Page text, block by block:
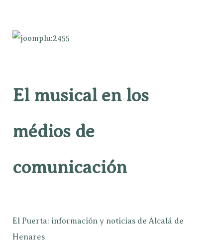
El musical en los
médios de
comunicación
El Puerta: información y noticias de Alcalá de
Henares